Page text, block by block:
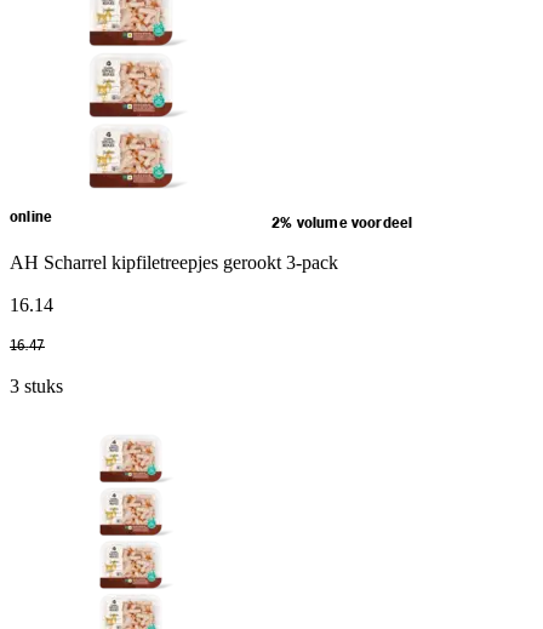
online 2% volume voordeel
AH Scharrel kipfiletreepjes gerookt 3-pack
16.14
16.47
3 stuks